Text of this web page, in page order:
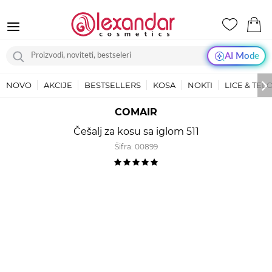
AI Mode
NOVO AKCIJE BESTSELLERS KOSA NOKTI LICE &
COMAIR
Češalj za kosu sa iglom 511
Šifra: 00899